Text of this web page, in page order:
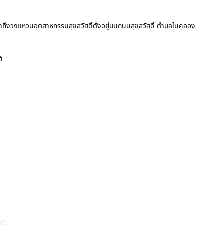
งวงแหวนอุตสาหกรรมสุขสวัสดิ์ตั้งอยู่บนถนนสุขสวัสดิ์ ตำบลในคลอง